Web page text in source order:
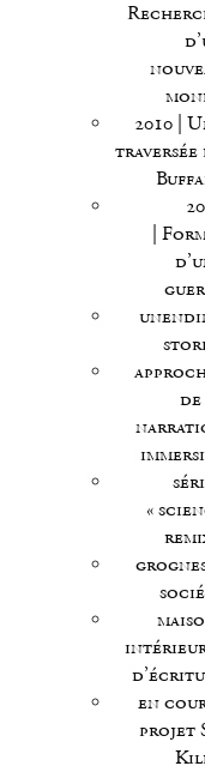
2010 |
traversée
|
«
en
projet